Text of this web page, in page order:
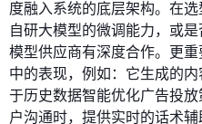
度融入系统的底层架构。在
自研大模型的微调能力，或
模型供应商有深度合作。更
中的表现，例如：它生成的
于历史数据智能优化广告投
户沟通时，提供实时的话术辅